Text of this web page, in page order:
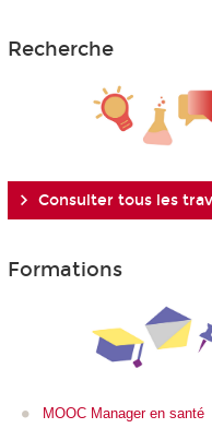
Recherche
Consulter tous les
Formations
MOOC Manager en santé